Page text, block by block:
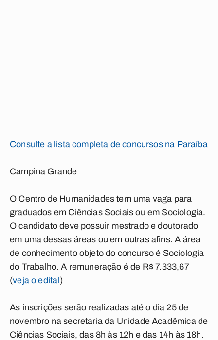
Consulte a lista completa de concursos na Paraíba
Campina Grande
O Centro de Humanidades tem uma vaga para
graduados em Ciências Sociais ou em Sociologia.
O candidato deve possuir mestrado e doutorado
em uma dessas áreas ou em outras afins. A área
de conhecimento objeto do concurso é Sociologia
do Trabalho. A remuneração é de R$ 7.333,67
(veja o edital )
As inscrições serão realizadas até o dia 25 de
novembro na secretaria da Unidade Acadêmica de
Ciências Sociais, das 8h às 12h e das 14h às 18h.